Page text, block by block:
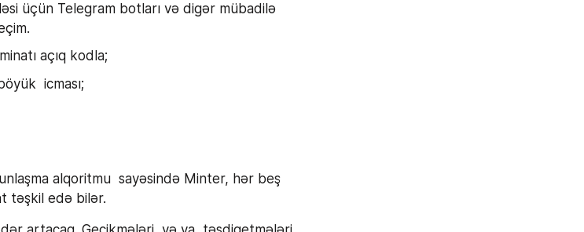
üçün Telegram botları və digər mübadilə
açıq kodla;
icması;
alqoritmu  sayəsində Minter, hər beş
təşkil edə bilər.